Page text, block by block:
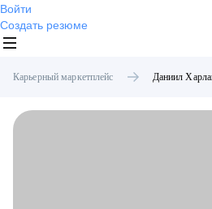
Войти
Создать резюме
Карьерный маркетплейс Даниил